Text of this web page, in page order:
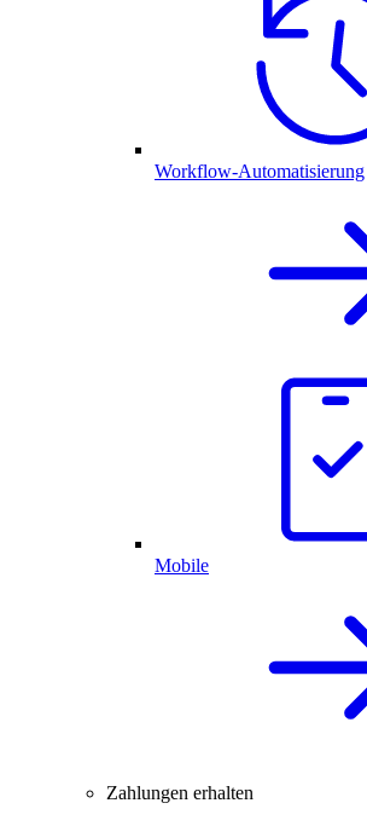
Workflow-Automatisierung
Mobile
Zahlungen erhalten